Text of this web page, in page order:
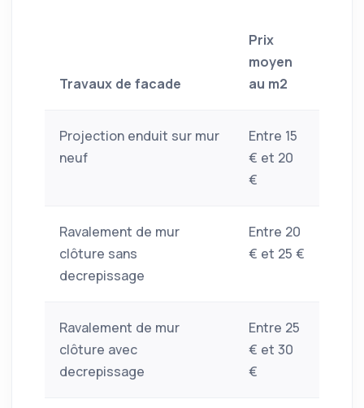
Travaux de facade
Prix
moyen
au m2
Projection enduit sur mur
neuf
Entre 15
€ et 20
€
Ravalement de mur
clôture sans
decrepissage
Entre 20
€ et 25 €
Ravalement de mur
clôture avec
decrepissage
Entre 25
€ et 30
€